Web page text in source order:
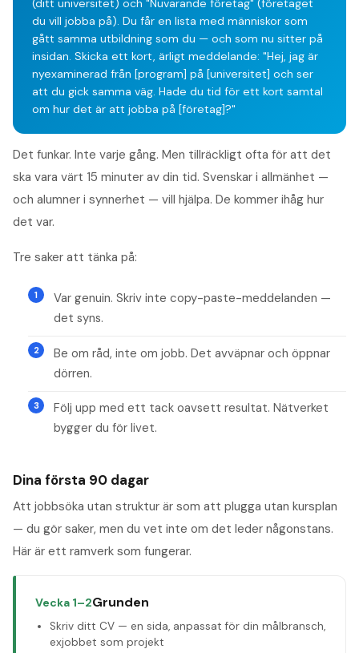
(ditt universitet) och "Nuvarande företag" (företaget
du vill jobba på). Du får en lista med människor som
gått samma utbildning som du — och som nu sitter på
insidan. Skicka ett kort, ärligt meddelande: "Hej, jag är
nyexaminerad från [program] på [universitet] och ser
att du gick samma väg. Hade du tid för ett kort samtal
om hur det är att jobba på [företag]?"
Det funkar. Inte varje gång. Men tillräckligt ofta för att det
ska vara värt 15 minuter av din tid. Svenskar i allmänhet —
och alumner i synnerhet — vill hjälpa. De kommer ihåg hur
det var.
Tre saker att tänka på:
Var genuin. Skriv inte copy-paste-meddelanden —
det syns.
Be om råd, inte om jobb. Det avväpnar och öppnar
dörren.
Följ upp med ett tack oavsett resultat. Nätverket
bygger du för livet.
Dina första 90 dagar
Att jobbsöka utan struktur är som att plugga utan kursplan
— du gör saker, men du vet inte om det leder någonstans.
Här är ett ramverk som fungerar.
Vecka 1–2Grunden
Skriv ditt CV — en sida, anpassat för din målbransch,
exjobbet som projekt